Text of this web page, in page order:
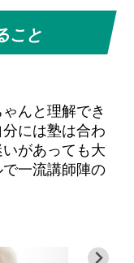
こと
んと理解でき
には塾は合わ
があっても大
一流講師陣の